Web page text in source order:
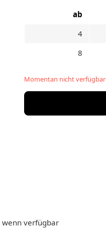
ab
4
8
Momentan nicht verfügbar
wenn verfügbar